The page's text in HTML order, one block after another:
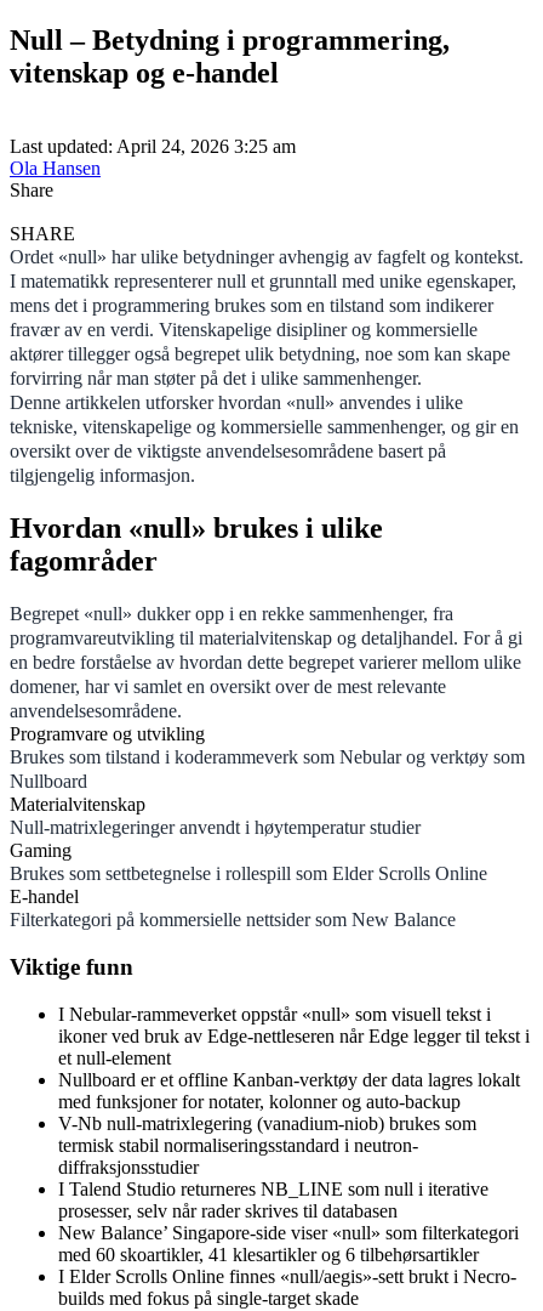
Null – Betydning i programmering,
vitenskap og e-handel
Last updated: April 24, 2026 3:25 am
Ola Hansen
Share
SHARE
Ordet «null» har ulike betydninger avhengig av fagfelt og kontekst.
I matematikk representerer null et grunntall med unike egenskaper,
mens det i programmering brukes som en tilstand som indikerer
fravær av en verdi. Vitenskapelige disipliner og kommersielle
aktører tillegger også begrepet ulik betydning, noe som kan skape
forvirring når man støter på det i ulike sammenhenger.
Denne artikkelen utforsker hvordan «null» anvendes i ulike
tekniske, vitenskapelige og kommersielle sammenhenger, og gir en
oversikt over de viktigste anvendelsesområdene basert på
tilgjengelig informasjon.
Hvordan «null» brukes i ulike
fagområder
Begrepet «null» dukker opp i en rekke sammenhenger, fra
programvareutvikling til materialvitenskap og detaljhandel. For å gi
en bedre forståelse av hvordan dette begrepet varierer mellom ulike
domener, har vi samlet en oversikt over de mest relevante
anvendelsesområdene.
Programvare og utvikling
Brukes som tilstand i koderammeverk som Nebular og verktøy som
Nullboard
Materialvitenskap
Null-matrixlegeringer anvendt i høytemperatur studier
Gaming
Brukes som settbetegnelse i rollespill som Elder Scrolls Online
E-handel
Filterkategori på kommersielle nettsider som New Balance
Viktige funn
I Nebular-rammeverket oppstår «null» som visuell tekst i
ikoner ved bruk av Edge-nettleseren når Edge legger til tekst i
et null-element
Nullboard er et offline Kanban-verktøy der data lagres lokalt
med funksjoner for notater, kolonner og auto-backup
V-Nb null-matrixlegering (vanadium-niob) brukes som
termisk stabil normaliseringsstandard i neutron-
diffraksjonsstudier
I Talend Studio returneres NB_LINE som null i iterative
prosesser, selv når rader skrives til databasen
New Balance’ Singapore-side viser «null» som filterkategori
med 60 skoartikler, 41 klesartikler og 6 tilbehørsartikler
I Elder Scrolls Online finnes «null/aegis»-sett brukt i Necro-
builds med fokus på single-target skade